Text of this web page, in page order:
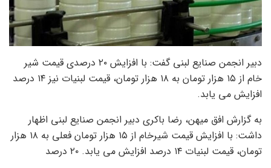
دبیر انجمن صنایع لبنی گفت: با افزایش ۲۰ درصدی قیمت شیر ​​
خام از ۱۵ هزار تومان به ۱۸ هزار تومان، قیمت لبنیات نیز ۱۴ درصد
افزایش می یابد.
به گزارش افق میهن، رضا باکری دبیر انجمن صنایع لبنی اظهار
داشت: با افزایش قیمت شیرخام از ۱۵ هزار تومان فعلی به ۱۸ هزار
تومان، قیمت لبنیات ۱۴ درصد افزایش می یابد. ۲۰ درصد